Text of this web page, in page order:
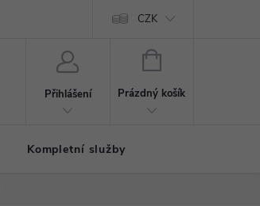
CZK
Přihlášení
NÁKUPNÍ
Prázdný košík
Kompletní služby